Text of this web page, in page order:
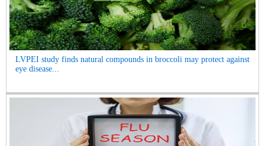
LVPEI study finds natural compounds in broccoli may protect against
eye disease...